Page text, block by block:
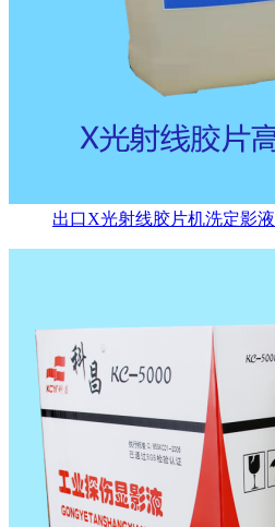
出口X光射线胶片机洗定影液